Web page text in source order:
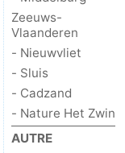
Zeeuws-
Vlaanderen
- Nieuwvliet
- Sluis
- Cadzand
- Nature Het Zwin
AUTRE